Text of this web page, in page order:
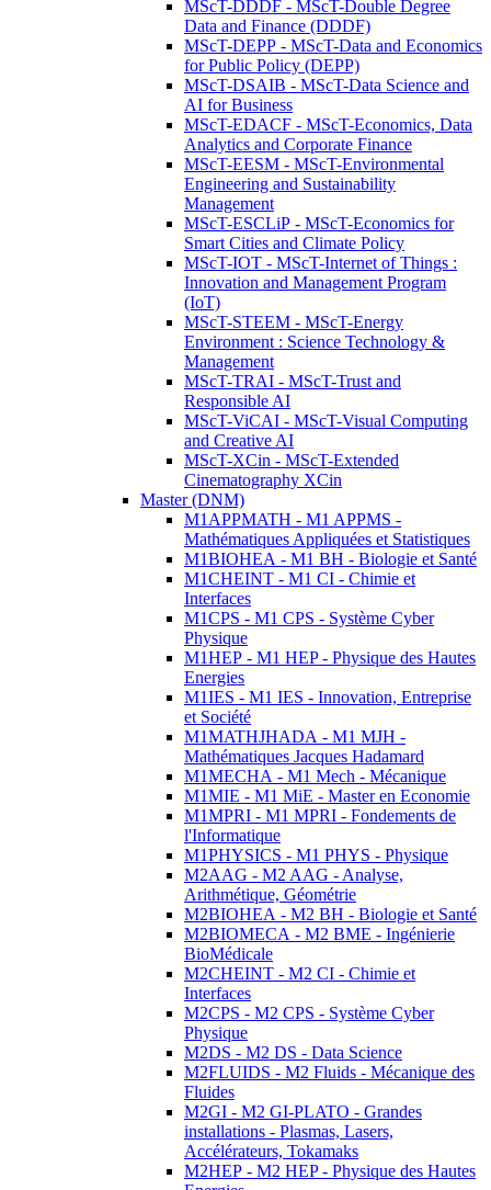
MScT-DDDF - MScT-Double Degree
Data and Finance (DDDF)
MScT-DEPP - MScT-Data and Economics
for Public Policy (DEPP)
MScT-DSAIB - MScT-Data Science and
AI for Business
MScT-EDACF - MScT-Economics, Data
Analytics and Corporate Finance
MScT-EESM - MScT-Environmental
Engineering and Sustainability
Management
MScT-ESCLiP - MScT-Economics for
Smart Cities and Climate Policy
MScT-IOT - MScT-Internet of Things :
Innovation and Management Program
(IoT)
MScT-STEEM - MScT-Energy
Environment : Science Technology &
Management
MScT-TRAI - MScT-Trust and
Responsible AI
MScT-ViCAI - MScT-Visual Computing
and Creative AI
MScT-XCin - MScT-Extended
Cinematography XCin
Master (DNM)
M1APPMATH - M1 APPMS -
Mathématiques Appliquées et Statistiques
M1BIOHEA - M1 BH - Biologie et Santé
M1CHEINT - M1 CI - Chimie et
Interfaces
M1CPS - M1 CPS - Système Cyber
Physique
M1HEP - M1 HEP - Physique des Hautes
Energies
M1IES - M1 IES - Innovation, Entreprise
et Société
M1MATHJHADA - M1 MJH -
Mathématiques Jacques Hadamard
M1MECHA - M1 Mech - Mécanique
M1MIE - M1 MiE - Master en Economie
M1MPRI - M1 MPRI - Fondements de
l'Informatique
M1PHYSICS - M1 PHYS - Physique
M2AAG - M2 AAG - Analyse,
Arithmétique, Géométrie
M2BIOHEA - M2 BH - Biologie et Santé
M2BIOMECA - M2 BME - Ingénierie
BioMédicale
M2CHEINT - M2 CI - Chimie et
Interfaces
M2CPS - M2 CPS - Système Cyber
Physique
M2DS - M2 DS - Data Science
M2FLUIDS - M2 Fluids - Mécanique des
Fluides
M2GI - M2 GI-PLATO - Grandes
installations - Plasmas, Lasers,
Accélérateurs, Tokamaks
M2HEP - M2 HEP - Physique des Hautes